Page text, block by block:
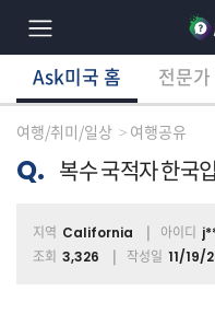
×
분
별
상
담
Ask미국 홈 전문가
Ask미국 홈 전문
여행/취미/일상 여행공유
Q. 복수 국적자 한국
지역 California 아이디
조회 3,326 작성일 11/19/